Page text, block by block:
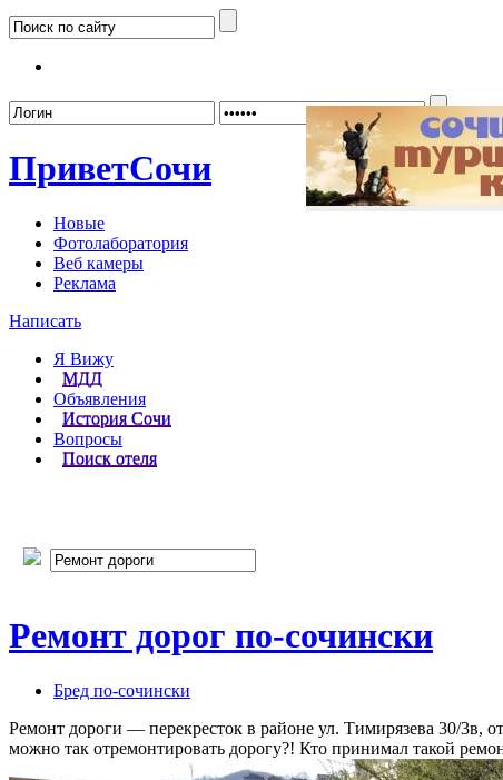
ПриветСочи
Новые
Фотолаборатория
Веб камеры
Реклама
Написать
Я Вижу
МДД
Объявления
История Сочи
Вопросы
Поиск отеля
Ремонт дорог по-сочински
Бред по-cочински
Ремонт дороги — перекресток в районе ул. Тимирязева 30/3в,
можно так отремонтировать дорогу?! Кто принимал такой